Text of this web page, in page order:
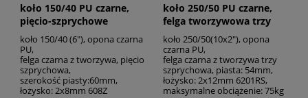
koło 150/40 PU czarne,
pięcio-szprychowe
koło 150/40 (6"), opona czarna
PU,
felga czarna z tworzywa, pięcio
szprychowa,
szerokość piasty:60mm,
łożysko: 2x8mm 608Z
koło 250/50 PU czarne,
felga tworzywowa trzy
szprychowa
koło 250/50(10x2"), opona
czarna PU,
felga czarna z tworzywa trzy
szprychowa, piasta: 54mm,
łożysko: 2x12mm 6201RS,
maksymalne obciążenie: 75kg